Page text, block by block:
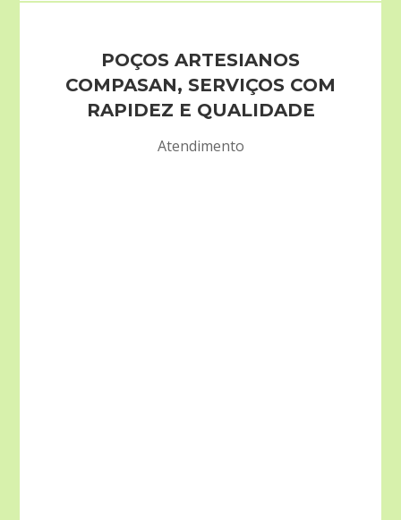
POÇOS ARTESIANOS
COMPASAN, SERVIÇOS COM
RAPIDEZ E QUALIDADE
Atendimento